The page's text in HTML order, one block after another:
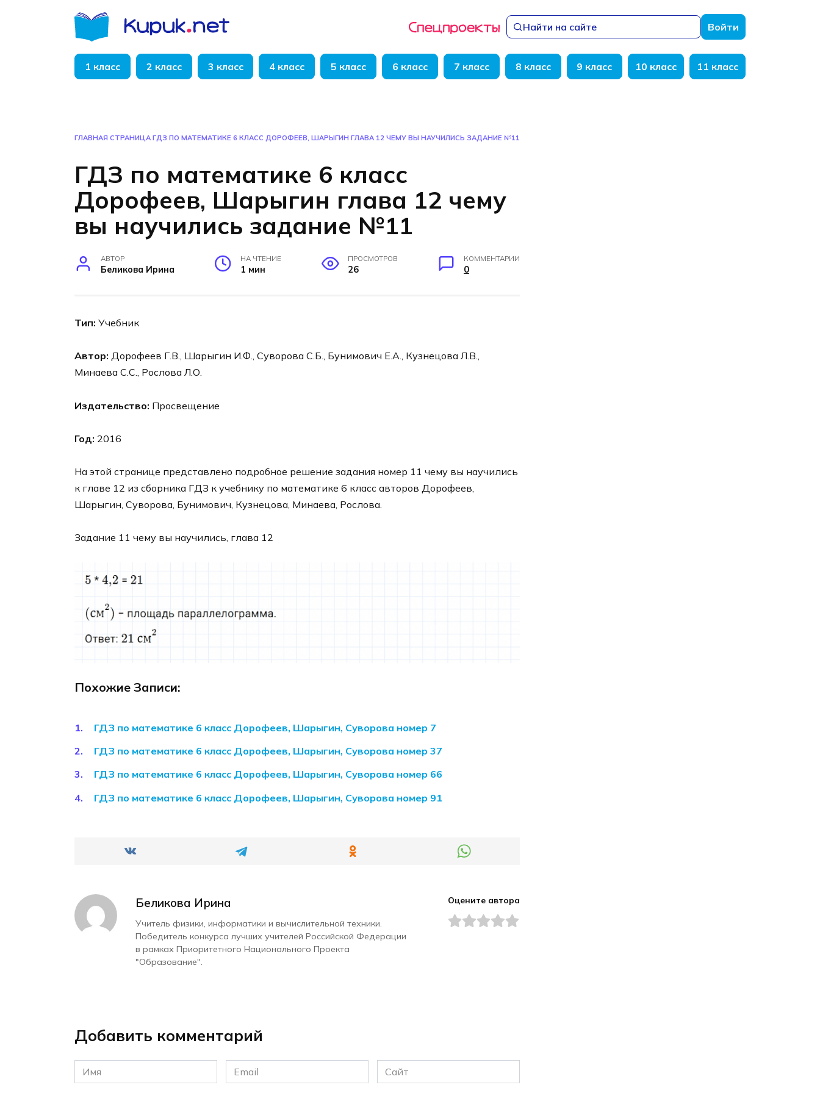
Найти на сайте Войти
1 класс 2 класс 3 класс 4 класс 5 класс 6 класс 7 класс 8 класс 9 класс 10 класс 11 класс
ГЛАВНАЯ СТРАНИЦА ГДЗ ПО МАТЕМАТИКЕ 6 КЛАСС ДОРОФЕЕВ, ШАРЫГИН ГЛАВА 12 ЧЕМУ ВЫ НАУЧИЛИСЬ ЗАДАНИЕ №11
ГДЗ по математике 6 класс
Дорофеев, Шарыгин глава 12 чему
вы научились задание №11
АВТОР
Беликова Ирина
НА ЧТЕНИЕ
1 мин
ПРОСМОТРОВ
26
КОММЕНТАРИИ
0
Тип: Учебник
Автор: Дорофеев Г.В., Шарыгин И.Ф., Суворова С.Б., Бунимович Е.А., Кузнецова Л.В.,
Минаева С.С., Рослова Л.О.
Издательство: Просвещение
Год: 2016
На этой странице представлено подробное решение задания номер 11 чему вы научились
к главе 12 из сборника ГДЗ к учебнику по математике 6 класс авторов Дорофеев,
Шарыгин, Суворова, Бунимович, Кузнецова, Минаева, Рослова.
Задание 11 чему вы научились, глава 12
Похожие Записи:
ГДЗ по математике 6 класс Дорофеев, Шарыгин, Суворова номер 7
ГДЗ по математике 6 класс Дорофеев, Шарыгин, Суворова номер 37
ГДЗ по математике 6 класс Дорофеев, Шарыгин, Суворова номер 66
ГДЗ по математике 6 класс Дорофеев, Шарыгин, Суворова номер 91
Беликова Ирина
Учитель физики, информатики и вычислительной техники.
Победитель конкурса лучших учителей Российской Федерации
в рамках Приоритетного Национального Проекта
"Образование".
Оцените автора
Добавить комментарий
Имя
*
Email
*
Сайт